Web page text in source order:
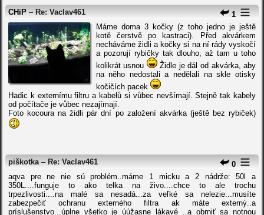
1
CHiP– Re: Vaclav461
Máme doma 3 kočky (z toho jedno je ještě
kotě čerstvě po kastraci). Před akvárkem
necháváme židli a kočky si na ní rády vyskočí
a pozorují rybičky tak dlouho, až tam u toho
kolikrát usnou
Židle je dál od akvárka, aby
na něho nedostali a nedělali na skle otisky
kočičích pacek
Hadic k externímu filtru a kabelů si vůbec nevšímají. Stejně tak kabely
od počítače je vůbec nezajímají.
Foto kocoura na židli pár dní po založení akvárka (ještě bez rybiček)
0
piškotka – Re: Vaclav461
aqva pre ne nie sú problém..máme 1 micku a 2 nádrže: 50l a
350L....funguje to ako telka na živo....chce to ale trochu
trpezlivosti....na malé sa nesadá...za veľké sa nelezie...musíte
zabezpečiť ochranu externého filtra ak máte externý..a
príslušenstvo...úplne všetko je úúžasne lákavé ..a obrniť sa notnou